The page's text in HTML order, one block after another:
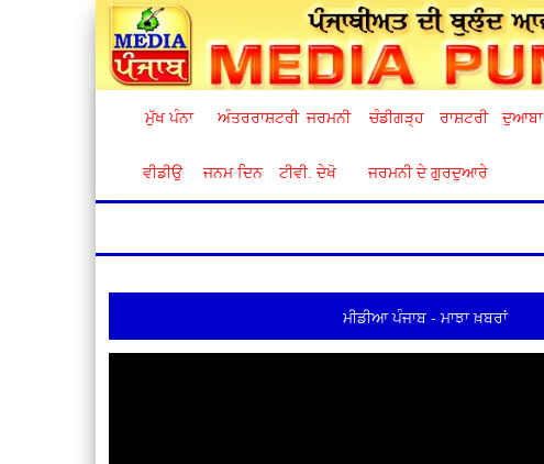
ਮੁੱਖ ਪੰਨਾ ਅੰਤਰਰਾਸ਼ਟਰੀ ਜਰਮਨੀ ਚੰਡੀਗੜ੍ਹ ਰਾਸ਼ਟਰੀ ਦੁਆਬਾ
ਵੀਡੀਉ ਜਨਮ ਦਿਨ ਟੀਵੀ. ਦੇਖੋ ਜਰਮਨੀ ਦੇ ਗੁਰਦੁਆਰੇ
ਮੀਡੀਆ ਪੰਜਾਬ - ਮਾਝਾ ਖ਼ਬਰਾਂ